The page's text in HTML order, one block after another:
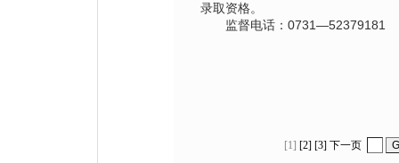
录取资格。
监督电话：0731—52379181
[1] [2] [3] 下一页